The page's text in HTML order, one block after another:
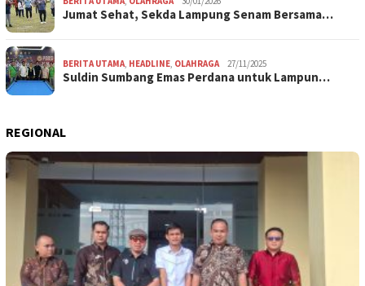
Jumat Sehat, Sekda Lampung Senam Bersama…
BERITA UTAMA HEADLINE OLAHRAGA 27/11/2025
Suldin Sumbang Emas Perdana untuk Lampun…
REGIONAL